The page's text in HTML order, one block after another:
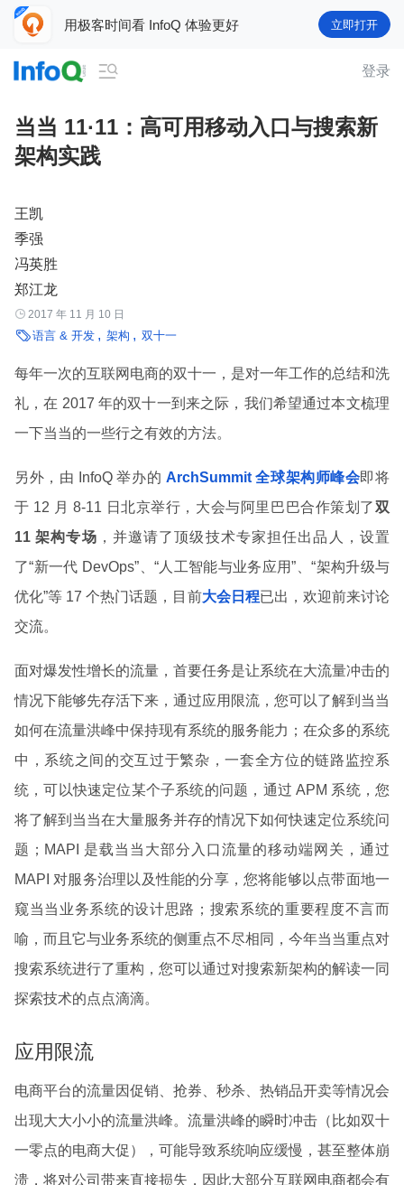
用极客时间看 InfoQ 体验更好 立即打开
 登录
当当 11·11：高可用移动入口与搜索新
架构实践
王凯
季强
冯英胜
郑江龙
 2017 年 11 月 10 日
语言 & 开发 架构 双十一
每年一次的互联网电商的双十一，是对一年工作的总结和洗
礼，在 2017 年的双十一到来之际，我们希望通过本文梳理
一下当当的一些行之有效的方法。
另外，由 InfoQ 举办的 ArchSummit 全球架构师峰会即将
于 12 月 8-11 日北京举行，大会与阿里巴巴合作策划了双
11 架构专场 ，并邀请了顶级技术专家担任出品人，设置
了“新一代 DevOps”、“人工智能与业务应用”、“架构升级与
优化”等 17 个热门话题，目前大会日程已出，欢迎前来讨论
交流。
面对爆发性增长的流量，首要任务是让系统在大流量冲击的
情况下能够先存活下来，通过应用限流，您可以了解到当当
如何在流量洪峰中保持现有系统的服务能力；在众多的系统
中，系统之间的交互过于繁杂，一套全方位的链路监控系
统，可以快速定位某个子系统的问题，通过 APM 系统，您
将了解到当当在大量服务并存的情况下如何快速定位系统问
题；MAPI 是载当当大部分入口流量的移动端网关，通过
MAPI 对服务治理以及性能的分享，您将能够以点带面地一
窥当当业务系统的设计思路；搜索系统的重要程度不言而
喻，而且它与业务系统的侧重点不尽相同，今年当当重点对
搜索系统进行了重构，您可以通过对搜索新架构的解读一同
探索技术的点点滴滴。
应用限流
电商平台的流量因促销、抢券、秒杀、热销品开卖等情况会
出现大大小小的流量洪峰。流量洪峰的瞬时冲击（比如双十
一零点的电商大促），可能导致系统响应缓慢，甚至整体崩
溃，将对公司带来直接损失，因此大部分互联网电商都会有